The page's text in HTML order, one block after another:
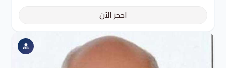
احجز الآن